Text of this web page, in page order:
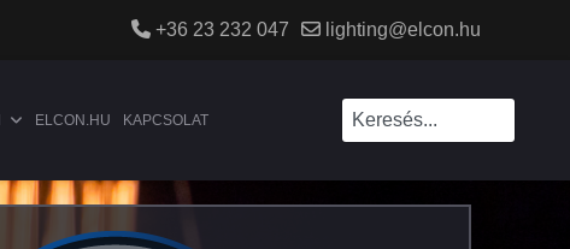
+36 23 232 047 lighting@elcon.hu
ELCON.HU KAPCSOLAT